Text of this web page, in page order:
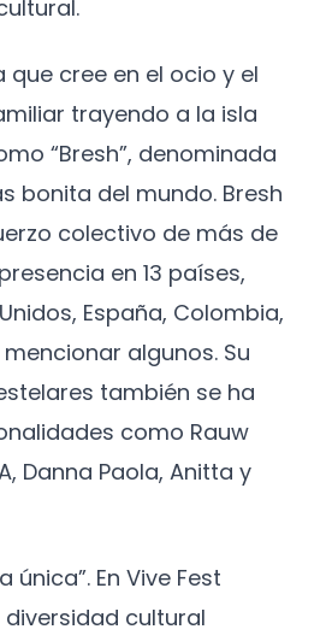
cree en el ocio y el
trayendo a la isla
“Bresh”, denominada
bonita del mundo. Bresh
colectivo de más de
en 13 países,
España, Colombia,
algunos. Su
también se ha
como Rauw
Danna Paola, Anitta y
única”. En Vive Fest
cultural